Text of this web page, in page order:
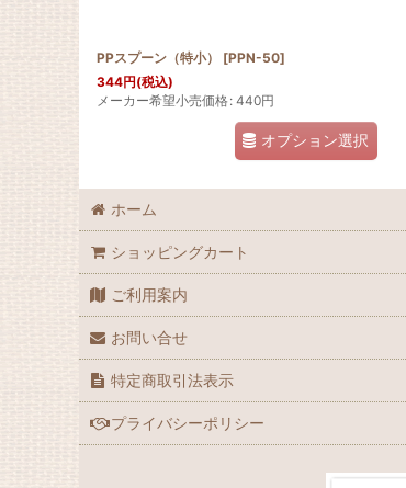
PPスプーン（特小） [PPN-50]
344円(税込)
メーカー希望小売価格: 440円
オプション選択
ホーム
ショッピングカート
ご利用案内
お問い合せ
特定商取引法表示
プライバシーポリシー